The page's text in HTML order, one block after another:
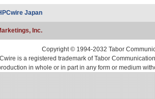
Japan
Inc.
Copyright © 1994-2032 Tabor
is a registered trademark of Tabor
in whole or in part in any form or medium